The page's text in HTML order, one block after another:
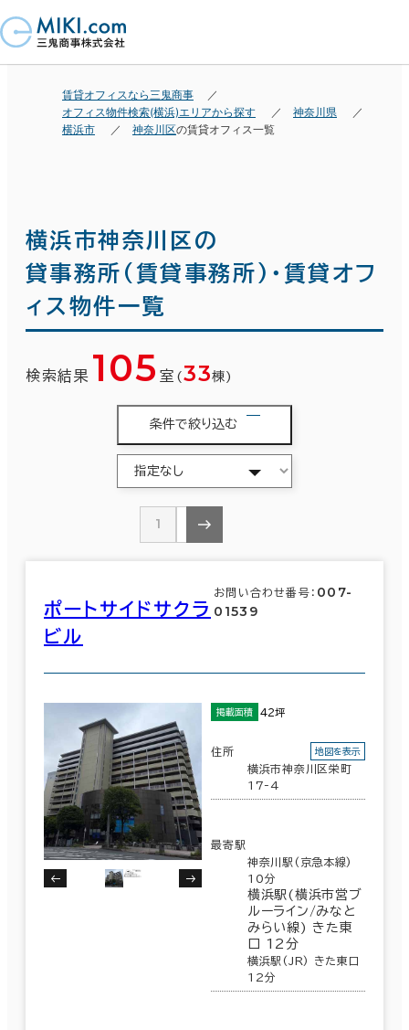
賃貸オフィスなら三鬼商事
オフィス物件検索(横浜)エリアから探す
神奈川県
横浜市
神奈川区の賃貸オフィス一覧
横浜市神奈川区の
貸事務所(賃貸事務所)・賃貸オフ
ィス物件一覧
検索結果 105 室 (33棟)
条件で絞り込む
1 2
ポートサイドサクラ
ビル
お問い合わせ番号： 007-
01539
掲載面積 42坪
住所
横浜市神奈川区栄町
17-4
地図を表示
最寄駅
神奈川駅(京急本線)
10分
横浜駅(横浜市営ブ
ルーライン/みなと
みらい線) きた東
口 12分
横浜駅(JR) きた東口
12分